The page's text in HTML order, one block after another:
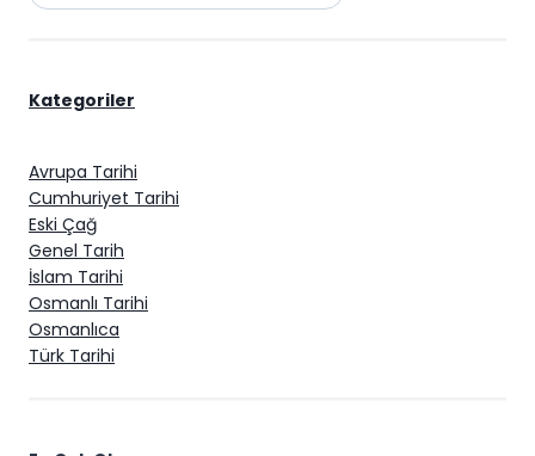
Kategoriler
Avrupa Tarihi
Cumhuriyet Tarihi
Eski Çağ
Genel Tarih
İslam Tarihi
Osmanlı Tarihi
Osmanlıca
Türk Tarihi